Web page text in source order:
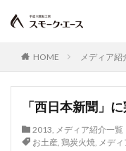
HOME メディア紹
「西日本新聞」
2013, メディア紹介一覧
お土産, 鶏炭火焼, メデ